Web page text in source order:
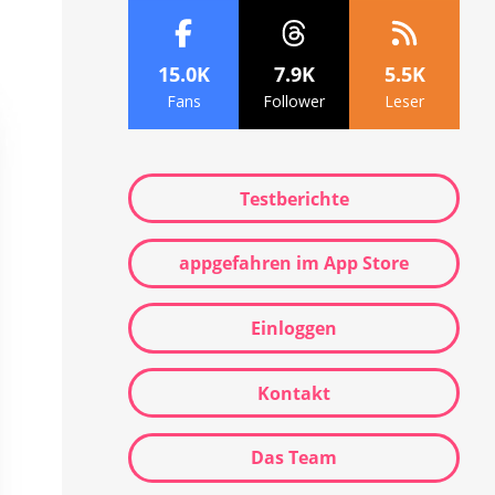
15.0K
Fans
7.9K
Follower
5.5K
Leser
Testberichte
appgefahren im App Store
Einloggen
Kontakt
Das Team